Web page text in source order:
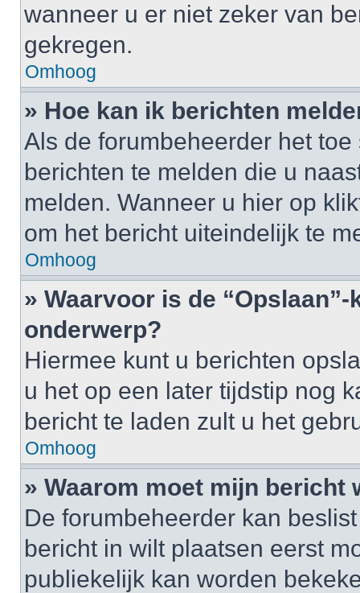
wanneer u er niet zeker van
gekregen.
Omhoog
» Hoe kan ik berichten
Als de forumbeheerder het
berichten te melden die u
melden. Wanneer u hier op
om het bericht uiteindelijk te
Omhoog
» Waarvoor is de
onderwerp?
Hiermee kunt u berichten
u het op een later tijdstip nog
bericht te laden zult u het
Omhoog
» Waarom moet mijn bericht
De forumbeheerder kan
bericht in wilt plaatsen eerst
publiekelijk kan worden